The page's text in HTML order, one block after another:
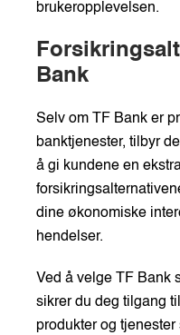
brukeropplevelsen.
Bank
Selv om TF Bank er
banktjenester, tilbyr
å gi kundene en
dine økonomiske
hendelser.
Ved å velge TF Bank
sikrer du deg tilgang
produkter og